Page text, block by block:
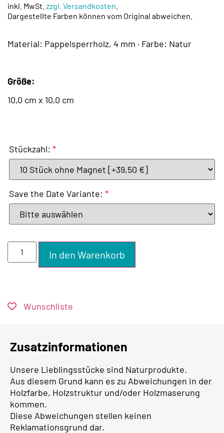
inkl. MwSt. zzgl. Versandkosten
Dargestellte Farben können vom Original abweichen.
Material: Pappelsperrholz, 4 mm · Farbe: Natur
Größe:
10,0 cm x 10,0 cm
Stückzahl: *
Save the Date Variante: *
In den Warenkorb
Wunschliste
Zusatzinformationen
Unsere Lieblingsstücke sind Naturprodukte.
Aus diesem Grund kann es zu Abweichungen in der
Holzfarbe, Holzstruktur und/oder Holzmaserung
kommen.
Diese Abweichungen stellen keinen
Reklamationsgrund dar.